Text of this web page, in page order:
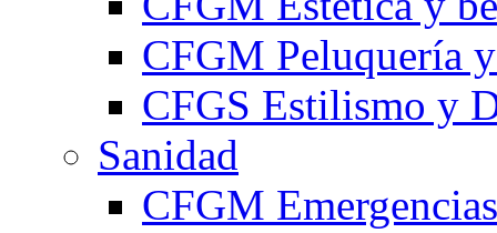
CFGM Peluquería
CFGS Estilismo y
Sanidad
CFGM